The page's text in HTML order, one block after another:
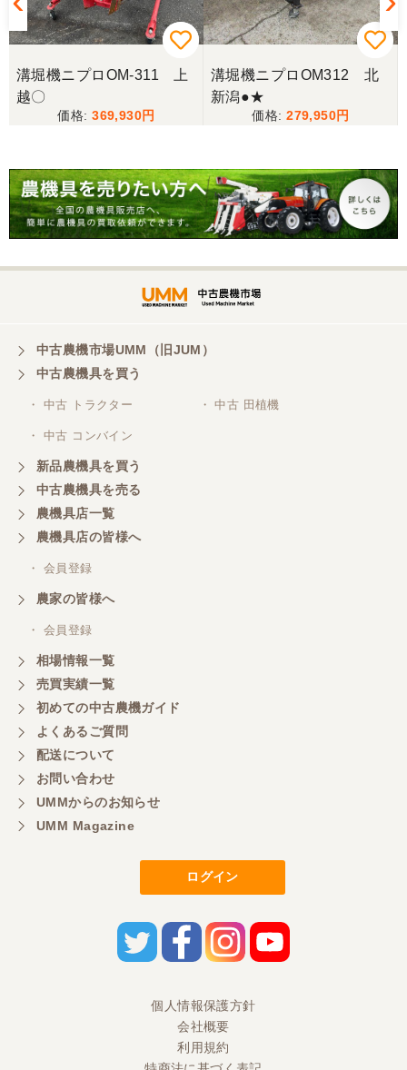
三重県／miraisann
写真と現物が違いすぎる
こちらの、対応も、よく、大変、満足、です。
三重県／谷本勝美
こちらの、対応、も、よくして、くれました。
対応も、よくしてくれました、有難うございまし
三重県／山本
対応ありがとうございました。
三重県／山本
共立シュレッターを受け取りました。 状態は問題な
く、エンジンも調子がよさそうです。 ありがとうご
ざいました。
三重県／
嫌な顔をせずに一生懸命頑張ってくれる中山さんに
感謝しています。ここで3台買いましたが、これから
もよろしくお願いしたいです。
三重県／
初めてコンバインを買いに行ったのですが、とても
明るい方に担当していただき細かく説明して下さっ
てとても嬉しかったです。
担当さんの説明が丁寧で分かりやすく、急な要望に
も迅速に対応して頂き非常に助かりました。
三重県／
溝堀機ニプロOM-311 上
越〇
369,930
溝堀機ニプロOM312 北
新潟●★
279,950
中古農機市場UMM（旧JUM）
中古農機具を買う
・ 中古 トラクター ・ 中古 田植機
・ 中古 コンバイン
新品農機具を買う
中古農機具を売る
農機具店一覧
農機具店の皆様へ
・ 会員登録
農家の皆様へ
・ 会員登録
相場情報一覧
売買実績一覧
初めての中古農機ガイド
よくあるご質問
配送について
お問い合わせ
UMMからのお知らせ
UMM Magazine
ログイン
個人情報保護方針
会社概要
利用規約